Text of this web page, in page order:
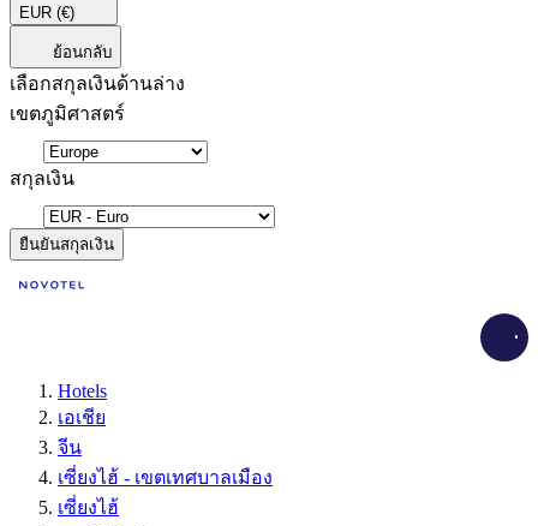
EUR (€)
ย้อนกลับ
เลือกสกุลเงินด้านล่าง
เขตภูมิศาสตร์
สกุลเงิน
ยืนยันสกุลเงิน
Hotels
เอเชีย
จีน
เซี่ยงไฮ้ - เขตเทศบาลเมือง
เซี่ยงไฮ้